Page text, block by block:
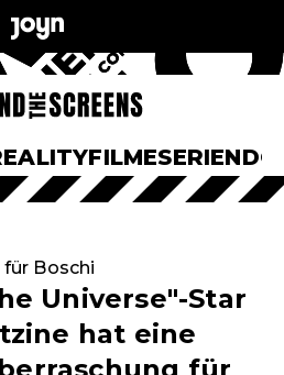
FILMESERIEN
Boschi
Universe"-Star
hat eine